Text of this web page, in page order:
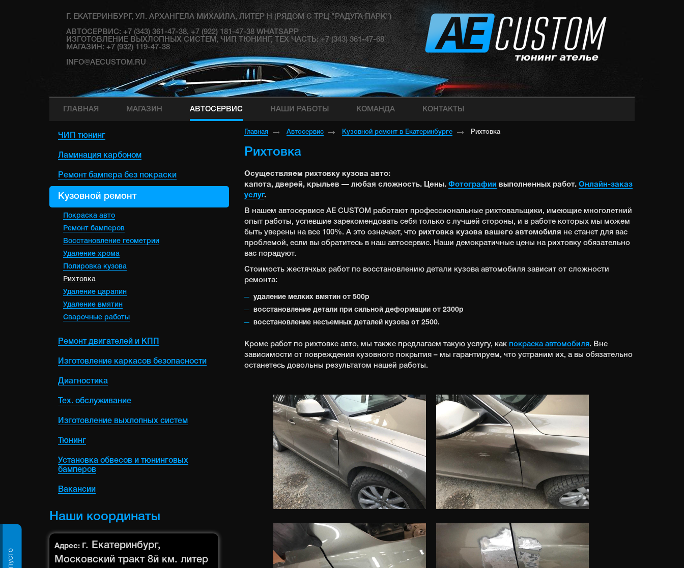
Г. ЕКАТЕРИНБУРГ, УЛ. АРХАНГЕЛА МИХАИЛА, ЛИТЕР Н (РЯДОМ С ТРЦ "РАДУГА ПАРК")
АВТОСЕРВИС: +7 (343) 361-47-38, +7 (922) 181-47-38 WHATSAPP
ИЗГОТОВЛЕНИЕ ВЫХЛОПНЫХ СИСТЕМ, ЧИП ТЮНИНГ, ТЕХ ЧАСТЬ: +7 (343) 361-47-68
МАГАЗИН: +7 (932) 119-47-38
INFO@AECUSTOM.RU
ГЛАВНАЯ МАГАЗИН АВТОСЕРВИС НАШИ РАБОТЫ КОМАНДА КОНТАКТЫ
пусто
ЧИП тюнинг
Ламинация карбоном
Ремонт бампера без покраски
Кузовной ремонт
Покраска авто
Ремонт бамперов
Восстановление геометрии
Удаление хрома
Полировка кузова
Рихтовка
Удаление царапин
Удаление вмятин
Сварочные работы
Ремонт двигателей и КПП
Изготовление каркасов безопасности
Диагностика
Тех. обслуживание
Изготовление выхлопных систем
Тюнинг
Установка обвесов и тюнинговых
бамперов
Вакансии
Наши координаты
Адрес: г. Екатеринбург,
Московский тракт 8й км. литер
Главная Автосервис Кузовной ремонт в Екатеринбурге Рихтовка
Рихтовка
Осуществляем рихтовку кузова авто:
капота, дверей, крыльев — любая сложность. Цены.Фотографии выполненных работ.Онлайн-заказ
услуг.
В нашем автосервисе AE CUSTOM работают профессиональные рихтовальщики, имеющие многолетний
опыт работы, успевшие зарекомендовать себя только с лучшей стороны, и в работе которых мы можем
быть уверены на все 100%. А это означает, чторихтовка кузова вашего автомобиля не станет для вас
проблемой, если вы обратитесь в наш автосервис. Наши демократичные цены на рихтовку обязательно
вас порадуют.
Стоимость жестячхых работ по восстановлению детали кузова автомобиля зависит от сложности
ремонта:
удаление мелких вмятин от 500р
восстановление детали при сильной деформации от 2300р
восстановление несъемных деталей кузова от 2500.
Кроме работ по рихтовке авто, мы также предлагаем такую услугу, какпокраска автомобиля. Вне
зависимости от повреждения кузовного покрытия – мы гарантируем, что устраним их, а вы обязательно
останетесь довольны результатом нашей работы.